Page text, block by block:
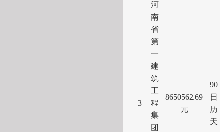
3
河
南
省
第
一
建
筑
工
程
集
团
8650562.69
元
90
日
历
天